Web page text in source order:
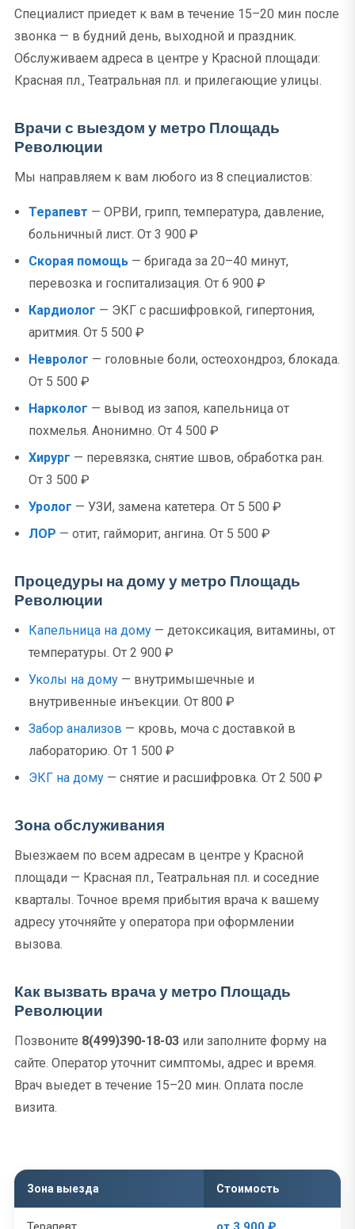
Специалист приедет к вам в течение 15–20 мин после
звонка — в будний день, выходной и праздник.
Обслуживаем адреса в центре у Красной площади:
Красная пл., Театральная пл. и прилегающие улицы.
Врачи с выездом у метро Площадь
Революции
Мы направляем к вам любого из 8 специалистов:
Терапевт — ОРВИ, грипп, температура, давление,
больничный лист. От 3 900 ₽
Скорая помощь — бригада за 20–40 минут,
перевозка и госпитализация. От 6 900 ₽
Кардиолог — ЭКГ с расшифровкой, гипертония,
аритмия. От 5 500 ₽
Невролог — головные боли, остеохондроз, блокада.
От 5 500 ₽
Нарколог — вывод из запоя, капельница от
похмелья. Анонимно. От 4 500 ₽
Хирург — перевязка, снятие швов, обработка ран.
От 3 500 ₽
Уролог — УЗИ, замена катетера. От 5 500 ₽
ЛОР — отит, гайморит, ангина. От 5 500 ₽
Процедуры на дому у метро Площадь
Революции
Капельница на дому — детоксикация, витамины, от
температуры. От 2 900 ₽
Уколы на дому — внутримышечные и
внутривенные инъекции. От 800 ₽
Забор анализов — кровь, моча с доставкой в
лабораторию. От 1 500 ₽
ЭКГ на дому — снятие и расшифровка. От 2 500 ₽
Зона обслуживания
Выезжаем по всем адресам в центре у Красной
площади — Красная пл., Театральная пл. и соседние
кварталы. Точное время прибытия врача к вашему
адресу уточняйте у оператора при оформлении
вызова.
Как вызвать врача у метро Площадь
Революции
Позвоните 8(499)390-18-03 или заполните форму на
сайте. Оператор уточнит симптомы, адрес и время.
Врач выедет в течение 15–20 мин. Оплата после
визита.
Зона выезда Стоимость